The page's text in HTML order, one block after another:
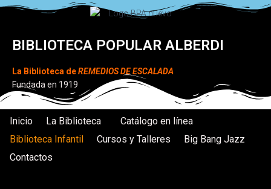
BIBLIOTECA POPULAR ALBERDI
La Biblioteca deREMEDIOS DE ESCALADA
Fundada en 1919
Inicio La Biblioteca
Catálogo en línea
Biblioteca Infantil
Cursos y Talleres
Big Bang Jazz
Contactos